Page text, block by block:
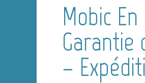
Mobic
–